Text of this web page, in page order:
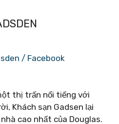
/ Facebook
thị trấn nổi tiếng với
Khách sạn Gadsen lại
cao nhất của Douglas.